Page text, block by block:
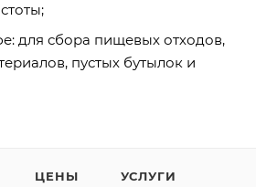
для сбора пищевых отходов,
пустых бутылок и
ЦЕНЫ УСЛУГИ